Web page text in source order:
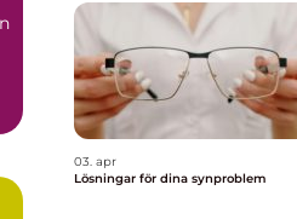
03. apr
Lösningar för dina synproblem